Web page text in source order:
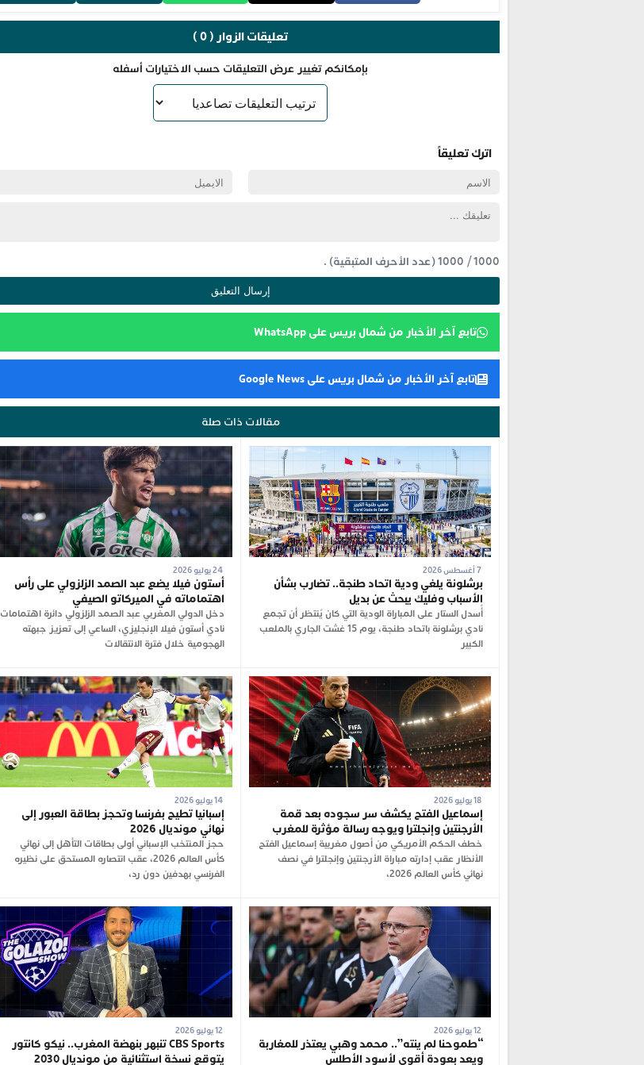
تعليقات الزوار ( 0 )
بإمكانكم تغيير عرض التعليقات حسب الاختيارات أسفله
اترك تعليقاً
1000
/
1000(عدد الأحرف المتبقية) .
تابع آخر الأخبار من شمال بريس على WhatsApp
تابع آخر الأخبار من شمال بريس على Google News
مقالات ذات صلة
برشلونة يلغي ودية اتحاد طنجة.. تضارب بشأن
الأسباب وفليك يبحث عن بديل
أُسدل الستار على المباراة الودية التي كان يُنتظر أن تجمع
نادي برشلونة باتحاد طنجة، يوم 15 غشت الجاري بالملعب
الكبير
24 يوليو 2026
أستون فيلا يضع عبد الصمد الزلزولي على رأس
اهتماماته في الميركاتو الصيفي
دخل الدولي المغربي عبد الصمد الزلزولي دائرة اهتمامات
نادي أستون فيلا الإنجليزي، الساعي إلى تعزيز جبهته
الهجومية خلال فترة الانتقالات
إسماعيل الفتح يكشف سر سجوده بعد قمة
الأرجنتين وإنجلترا ويوجه رسالة مؤثرة للمغرب
خطف الحكم الأمريكي من أصول مغربية إسماعيل الفتح
الأنظار عقب إدارته مباراة الأرجنتين وإنجلترا في نصف
نهائي كأس العالم 2026،
14 يوليو 2026
إسبانيا تطيح بفرنسا وتحجز بطاقة العبور إلى
نهائي مونديال 2026
حجز المنتخب الإسباني أولى بطاقات التأهل إلى نهائي
كأس العالم 2026، عقب انتصاره المستحق على نظيره
الفرنسي بهدفين دون رد،
“طموحنا لم ينته”.. محمد وهبي يعتذر للمغاربة
ويعد بعودة أقوى لأسود الأطلس
12 يوليو 2026
CBS Sports تنبهر بنهضة المغرب.. نيكو كانتور
يتوقع نسخة استثنائية من مونديال 2030